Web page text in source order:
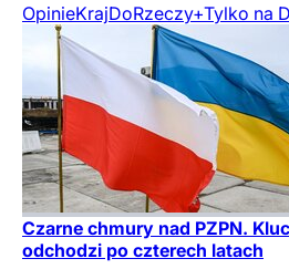
OpinieKrajDoRzeczy+Tylko na
Czarne chmury nad PZPN.
odchodzi po czterech latach